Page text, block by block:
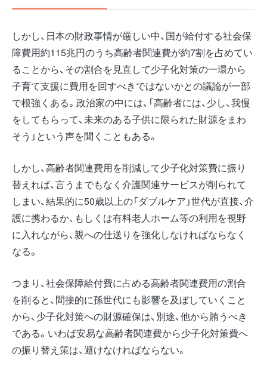
しかし、日本の財政事情が厳しい中、国が給付する社会保
障費用約115兆円のうち高齢者関連費が約7割を占めてい
ることから、その割合を見直して少子化対策の一環から
子育て支援に費用を回すべきではないかとの議論が一部
で根強くある。政治家の中には、「高齢者には、少し、我慢
をしてもらって、未来のある子供に限られた財源をまわ
そう」という声を聞くこともある。
しかし、高齢者関連費用を削減して少子化対策費に振り
替えれば、言うまでもなく介護関連サービスが削られて
しまい、結果的に50歳以上の「ダブルケア」世代が直接、介
護に携わるか、もしくは有料老人ホーム等の利用を視野
に入れながら、親への仕送りを強化しなければならなく
なる。
つまり、社会保障給付費に占める高齢者関連費用の割合
を削ると、間接的に孫世代にも影響を及ぼしていくこと
から、少子化対策への財源確保は、別途、他から賄うべき
である。いわば安易な高齢者関連費から少子化対策費へ
の振り替え策は、避けなければならない。